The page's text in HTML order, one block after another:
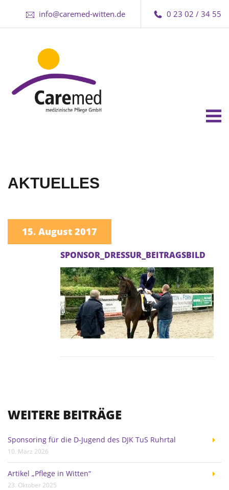
0 23 02 / 34 55
info@caremed-witten.de
AKTUELLES
15. August 2017
SPONSOR_DRESSUR_BEITRAGSBILD
WEITERE BEITRÄGE
Sponsoring für die D-Jugend des DJK TuS Ruhrtal
10. März 2026
Artikel „Pflege in Witten“
23. Oktober 2025